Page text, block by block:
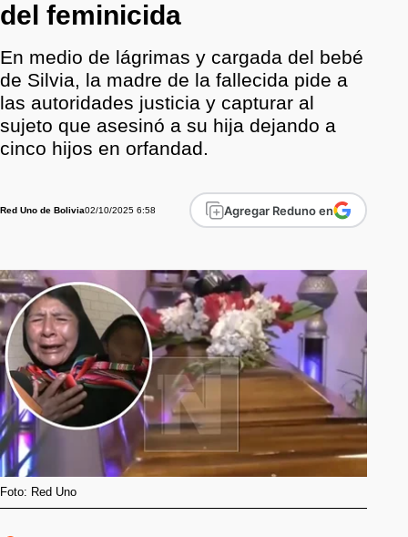
del feminicida
En medio de lágrimas y cargada del bebé
de Silvia, la madre de la fallecida pide a
las autoridades justicia y capturar al
sujeto que asesinó a su hija dejando a
cinco hijos en orfandad.
Red Uno de Bolivia02/10/2025 6:58 Agregar Reduno en
Foto: Red Uno